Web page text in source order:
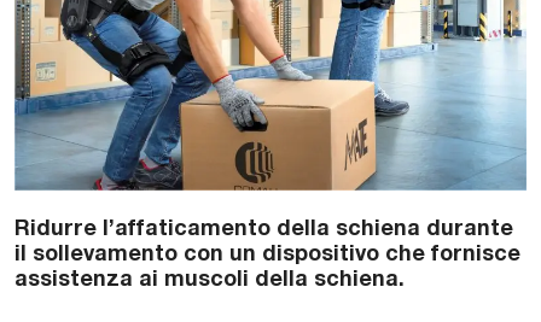
Ridurre l’affaticamento della schiena durante
il sollevamento con un dispositivo che fornisce
assistenza ai muscoli della schiena.